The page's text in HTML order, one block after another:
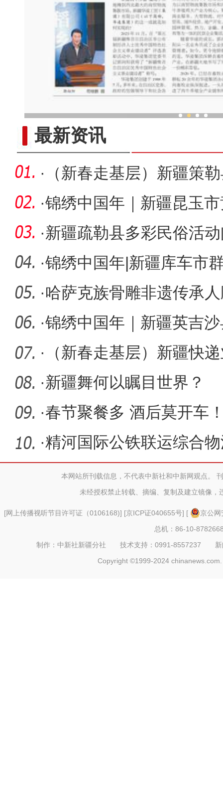
最新资讯
·
（新春走基层）新疆策
多彩民俗
·锦绣中国年｜新疆昆玉
辣滚烫
·新疆疏勒县多彩民俗活
·锦绣中国年|新疆库车市
受浓浓年
·哈萨克族骨雕非遗传承
·锦绣中国年｜新疆英吉
“耍”出幸
·
（新春走基层）新疆快
裹”蕴藏
·新疆舞何以瞩目世界？
·春节聚餐多 酒后莫开车
酒驾不松
·精河国际公铁联运综合
气象 开足
本网站所刊载信息，不代表中新社和中新网观点。
未经授权禁止转载、摘编、复制及建立镜像，
[网上传播视听节目许可证（0106168)] [京ICP证040655号] [
京公
总机：86-10-
制作：中新社新疆分社 技术支持：0991-8557237
Copyright ©1999-2024